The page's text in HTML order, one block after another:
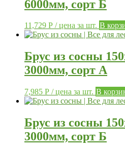
6000мм, сорт Б
11,729 Р / цена за шт. В
Брус из сосны
3000мм, сорт А
7,985 Р / цена за шт. В
Брус из сосны
3000мм, сорт Б